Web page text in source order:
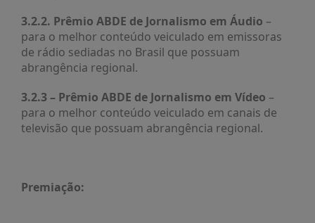
3.2.2. Prêmio ABDE de Jornalismo em Áudio –
para o melhor conteúdo veiculado em emissoras
de rádio sediadas no Brasil que possuam
abrangência regional.
3.2.3 – Prêmio ABDE de Jornalismo em Vídeo –
para o melhor conteúdo veiculado em canais de
televisão que possuam abrangência regional.
Premiação: